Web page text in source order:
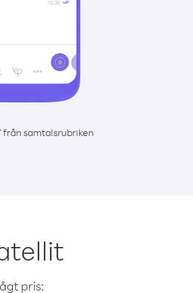
från samtalsrubriken
pris: